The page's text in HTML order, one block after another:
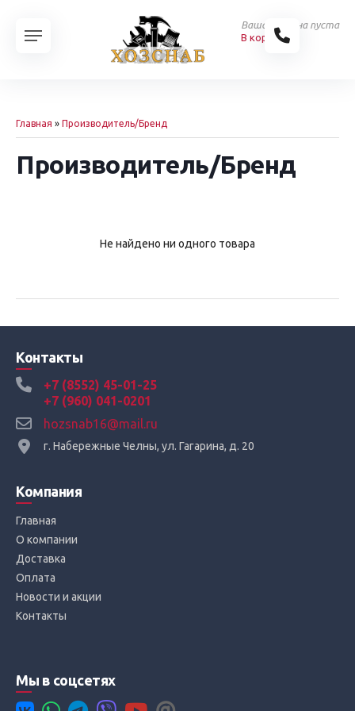
Ваша корзина пуста
В корзину
Главная » Производитель/Бренд
Производитель/Бренд
Не найдено ни одного товара
Контакты
+7 (8552) 45-01-25
+7 (960) 041-0201
hozsnab16@mail.ru
г. Набережные Челны, ул. Гагарина, д. 20
Компания
Главная
О компании
Доставка
Оплата
Новости и акции
Контакты
Мы в соцсетях